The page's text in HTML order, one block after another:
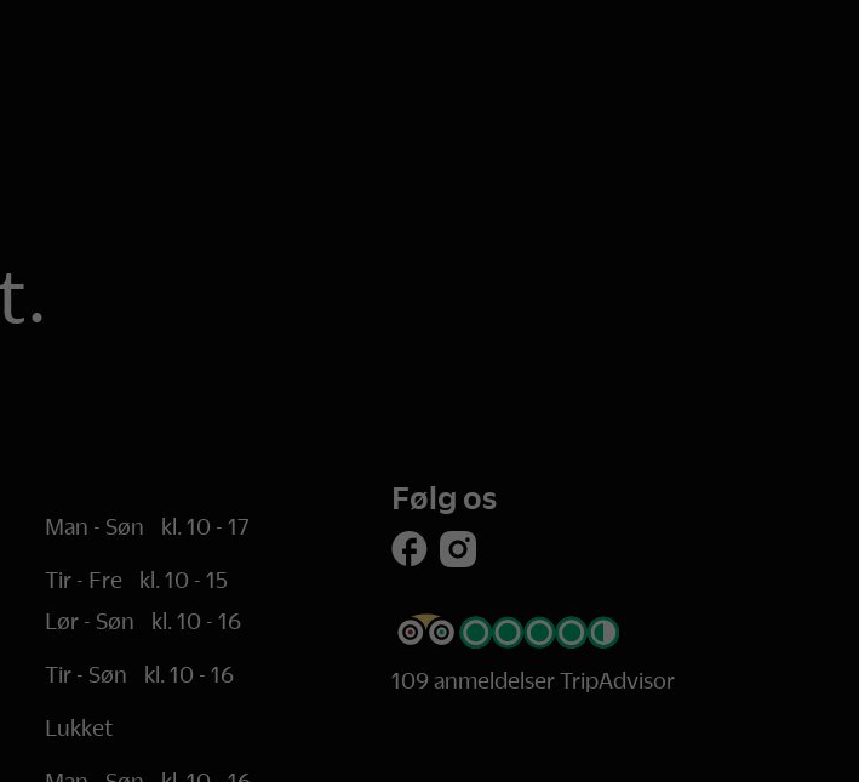
Man - Søn kl. 10 - 17
Tir - Fre
kl. 10 - 15
Lør - Søn
kl. 10 - 16
Tir - Søn kl. 10 - 16
Lukket
Følg os
109 anmeldelser TripAdvisor